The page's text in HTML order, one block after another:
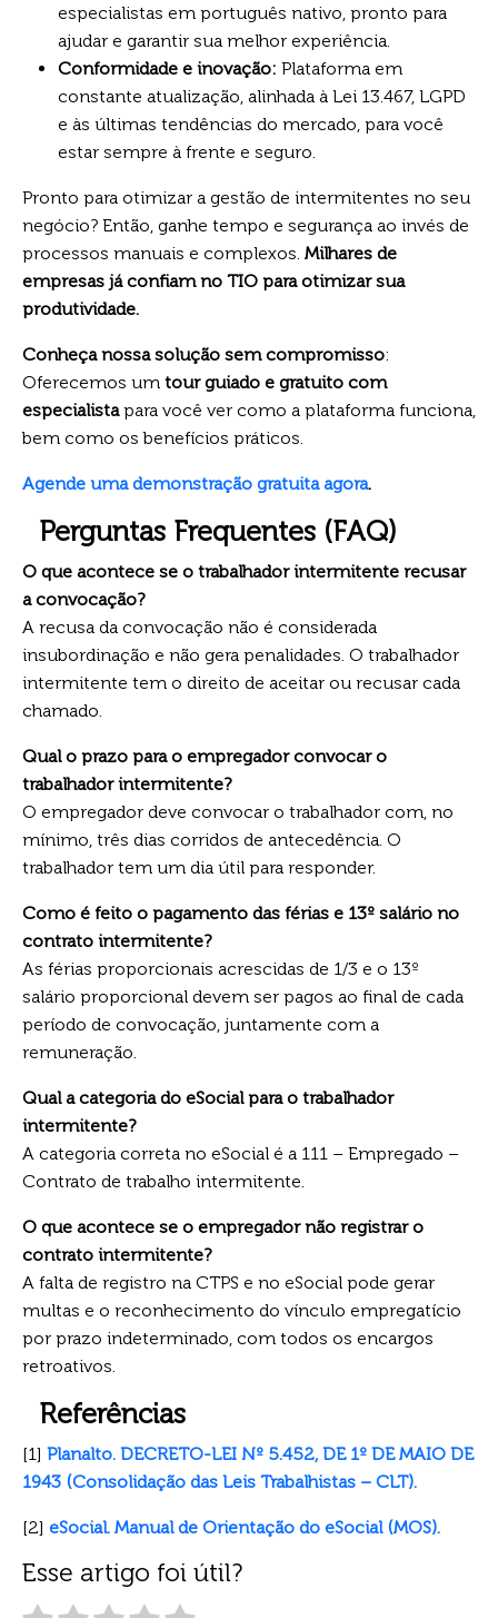
especialistas em português nativo, pronto para
ajudar e garantir sua melhor experiência.
Conformidade e inovação: Plataforma em
constante atualização, alinhada à Lei 13.467, LGPD
e às últimas tendências do mercado, para você
estar sempre à frente e seguro.
Pronto para otimizar a gestão de intermitentes no seu
negócio? Então, ganhe tempo e segurança ao invés de
processos manuais e complexos. Milhares de
empresas já confiam no TIO para otimizar sua
produtividade.
Conheça nossa solução sem compromisso:
Oferecemos um tour guiado e gratuito com
especialistapara você ver como a plataforma funciona,
bem como os benefícios práticos.
Agende uma demonstração gratuita agora.
Perguntas Frequentes (FAQ)
O que acontece se o trabalhador intermitente recusar
a convocação?
A recusa da convocação não é considerada
insubordinação e não gera penalidades. O trabalhador
intermitente tem o direito de aceitar ou recusar cada
chamado.
Qual o prazo para o empregador convocar o
trabalhador intermitente?
O empregador deve convocar o trabalhador com, no
mínimo, três dias corridos de antecedência. O
trabalhador tem um dia útil para responder.
Como é feito o pagamento das férias e 13º salário no
contrato intermitente?
As férias proporcionais acrescidas de 1/3 e o 13º
salário proporcional devem ser pagos ao final de cada
período de convocação, juntamente com a
remuneração.
Qual a categoria do eSocial para o trabalhador
intermitente?
A categoria correta no eSocial é a 111 – Empregado –
Contrato de trabalho intermitente.
O que acontece se o empregador não registrar o
contrato intermitente?
A falta de registro na CTPS e no eSocial pode gerar
multas e o reconhecimento do vínculo empregatício
por prazo indeterminado, com todos os encargos
retroativos.
Referências
[1] Planalto. DECRETO-LEI Nº 5.452, DE 1º DE MAIO DE
1943 (Consolidação das Leis Trabalhistas – CLT).
[2] eSocial. Manual de Orientação do eSocial (MOS).
Esse artigo foi útil?